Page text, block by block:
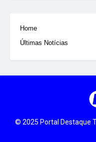
Home
Últimas Notícias
© 2025 Portal Destaque